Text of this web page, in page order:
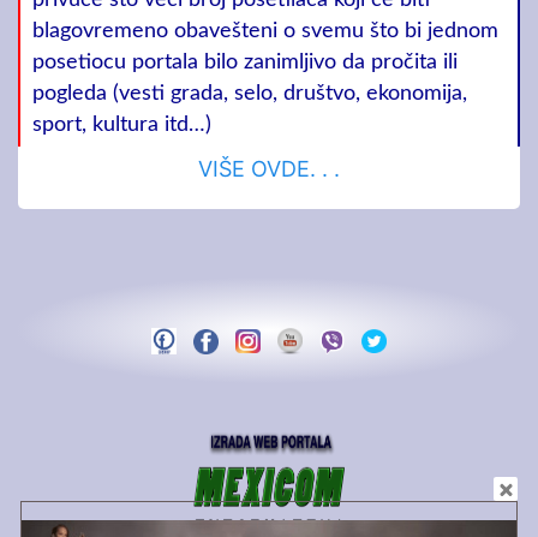
blagovremeno obavešteni o svemu što bi jednom
posetiocu portala bilo zanimljivo da pročita ili
pogleda (vesti grada, selo, društvo, ekonomija,
sport, kultura itd…)
VIŠE OVDE. . .